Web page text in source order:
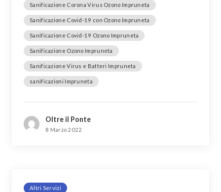
Sanificazione Corona Virus Ozono Impruneta
Sanificazione Covid-19 con Ozono Impruneta
Sanificazione Covid-19 Ozono Impruneta
Sanificazione Ozono Impruneta
Sanificazione Virus e Batteri Impruneta
sanificazioni Impruneta
Oltre il Ponte
8 Marzo 2022
Altri Servizi